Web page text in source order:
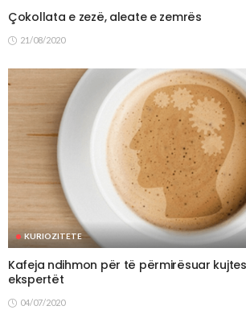
Çokollata e zezë, aleate e zemrës
21/08/2020
KURIOZITETE
Kafeja ndihmon për të përmirësuar
ekspertët
04/07/2020